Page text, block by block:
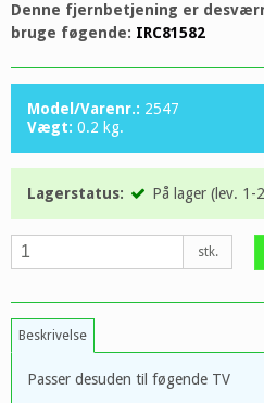
Denne fjernbetjening er
bruge føgende: IRC81582
Model/Varenr.: 2547
Vægt: 0.2 kg.
Lagerstatus: På lager (lev. 1-
stk.
Beskrivelse
Passer desuden til føgende TV